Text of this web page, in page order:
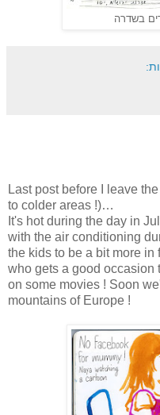
בשדרה
Last post before I leave
to colder areas !)…
It's hot during the day in
with the air conditioning
the kids to be a bit more
who gets a good occasion
on some movies ! Soon
mountains of Europe !